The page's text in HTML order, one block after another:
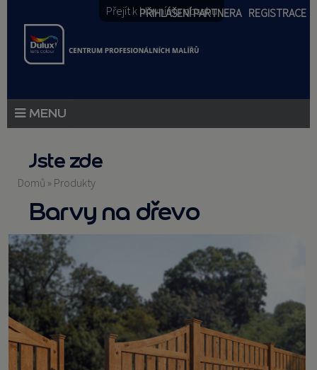
Přejít k hlavnímu obsahu
PŘIHLÁŠENÍ PARTNERA REGISTRACE
PORADENSTVÍ
AKCE A NOVINKY
AKADEMIE
PARTNEŘI
KONTAKT
Jste zde
Domů » Produkty
Barvy na dřevo